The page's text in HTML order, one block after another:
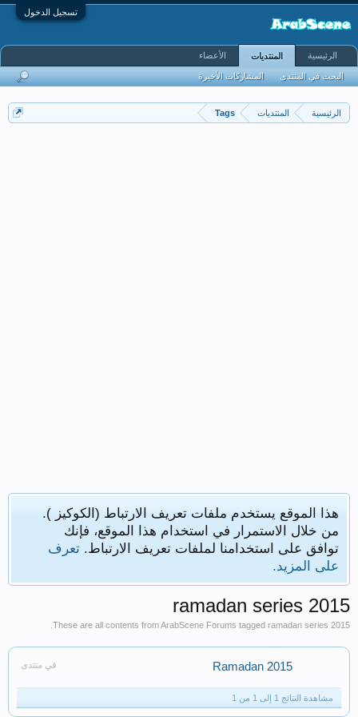
تسجيل الدخول
الرئيسية المنتديات Tags
هذا الموقع يستخدم ملفات تعريف الارتباط (الكوكيز ).
من خلال الاستمرار في استخدام هذا الموقع، فإنك
توافق على استخدامنا لملفات تعريف الارتباط. تعرف
على المزيد.
ramadan series 2015
These are all contents from ArabScene Forums tagged ramadan series 2015.
في منتدى Ramadan 2015
مشاهدة النتائج 1 إلى 1 من 1
الرئيسية المنتديات
البحث في المنتدى المشاركات الأخيرة
الأعضاء